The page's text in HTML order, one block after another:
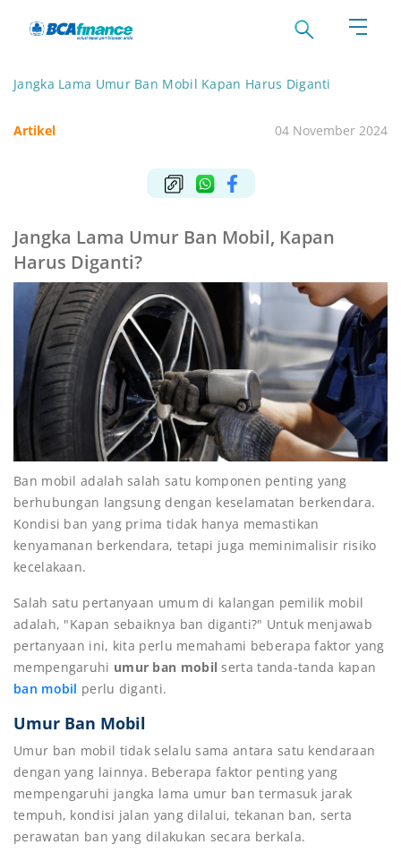
Jangka Lama Umur Ban Mobil Kapan Harus Diganti
Artikel 04 November 2024
Jangka Lama Umur Ban Mobil, Kapan
Harus Diganti?
Ban mobil adalah salah satu komponen penting yang
berhubungan langsung dengan keselamatan berkendara.
Kondisi ban yang prima tidak hanya memastikan
kenyamanan berkendara, tetapi juga meminimalisir risiko
kecelakaan.
Salah satu pertanyaan umum di kalangan pemilik mobil
adalah, "Kapan sebaiknya ban diganti?" Untuk menjawab
pertanyaan ini, kita perlu memahami beberapa faktor yang
mempengaruhi umur ban mobil serta tanda-tanda kapan
ban mobil perlu diganti.
Umur Ban Mobil
Umur ban mobil tidak selalu sama antara satu kendaraan
dengan yang lainnya. Beberapa faktor penting yang
mempengaruhi jangka lama umur ban termasuk jarak
tempuh, kondisi jalan yang dilalui, tekanan ban, serta
perawatan ban yang dilakukan secara berkala.